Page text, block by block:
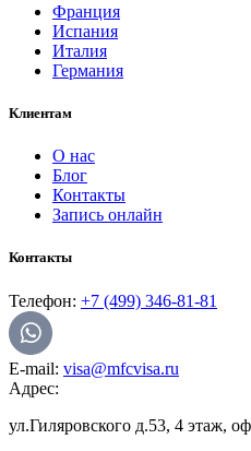
Франция
Испания
Италия
Германия
Клиентам
О нас
Блог
Контакты
Запись онлайн
Контакты
Телефон: +7 (499) 346-81-81
E-mail: visa@mfcvisa.ru
Адрес:
ул.Гиляровского д.53, 4 этаж,